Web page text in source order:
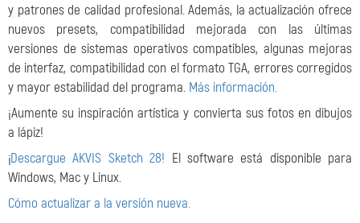
y patrones de calidad profesional. Además, la actualización ofrece
nuevos presets, compatibilidad mejorada con las últimas
versiones de sistemas operativos compatibles, algunas mejoras
de interfaz, compatibilidad con el formato TGA, errores corregidos
y mayor estabilidad del programa. Más información.
¡Aumente su inspiración artística y convierta sus fotos en dibujos
a lápiz!
¡Descargue AKVIS Sketch 28! El software está disponible para
Windows, Mac y Linux.
Cómo actualizar a la versión nueva.